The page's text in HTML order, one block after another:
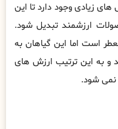
زیادی وجود دارد تا این
ارزشمند تبدیل شود.
گیاهان معطر است اما این گیاهان به
و به این ترتیب ارزش های
نمی شود.